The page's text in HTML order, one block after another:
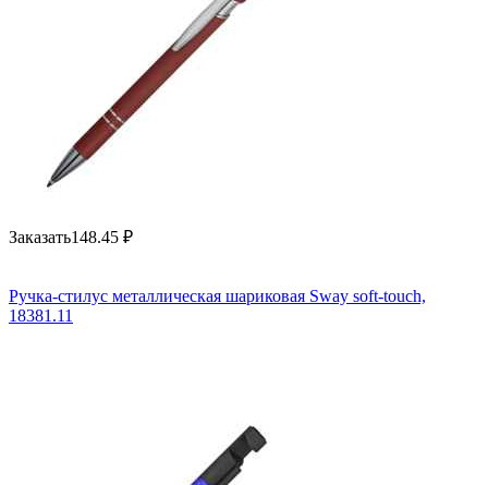
Заказать148.45 ₽
Ручка-стилус металлическая шариковая Sway soft-touch,
18381.11